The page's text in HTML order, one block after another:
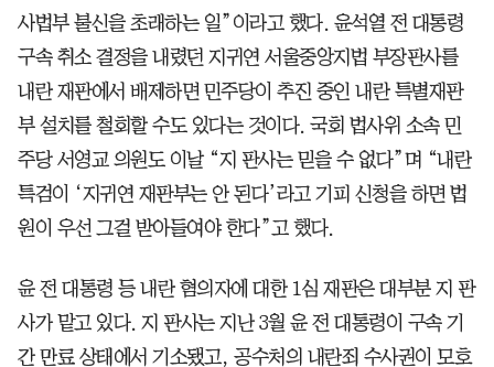
사법부 불신을 초래하는 일”이라고 했다. 윤석열 전 대통령
구속 취소 결정을 내렸던 지귀연 서울중앙지법 부장판사를
내란 재판에서 배제하면 민주당이 추진 중인 내란 특별재판
부 설치를 철회할 수도 있다는 것이다. 국회 법사위 소속 민
주당 서영교 의원도 이날 “지 판사는 믿을 수 없다”며 “내란
특검이 ‘지귀연 재판부는 안 된다’라고 기피 신청을 하면 법
원이 우선 그걸 받아들여야 한다”고 했다.
윤 전 대통령 등 내란 혐의자에 대한 1심 재판은 대부분 지 판
사가 맡고 있다. 지 판사는 지난 3월 윤 전 대통령이 구속 기
간 만료 상태에서 기소됐고, 공수처의 내란죄 수사권이 모호